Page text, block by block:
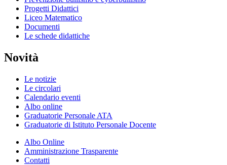
Progetti Didattici
Liceo Matematico
Documenti
Le schede didattiche
Novità
Le notizie
Le circolari
Calendario eventi
Albo online
Graduatorie Personale ATA
Graduatorie di Istituto Personale Docente
Albo Online
Amministrazione Trasparente
Contatti